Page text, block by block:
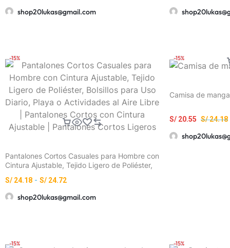
shop20lukas@gmail.com
-15%
Pantalones Cortos Casuales para Hombre con
Cintura Ajustable, Tejido Ligero de Poliéster,
al Aire Libre | Pantalones Cortos con Cintura
Ajustable | Pantalones Cortos Ligeros
S/ 24.18 - S/ 24.72
shop20lukas@gmail.com
-15%
Camisa de
S/24.18
S/ 20.55
-15% -15%